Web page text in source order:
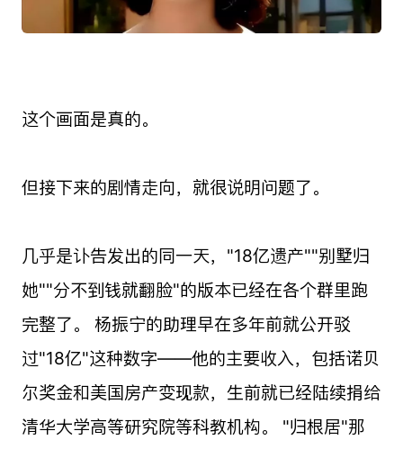
这个画面是真的。
但接下来的剧情走向，就很说明问题了。
几乎是讣告发出的同一天，"18亿遗产""别墅归
她""分不到钱就翻脸"的版本已经在各个群里跑
完整了。 杨振宁的助理早在多年前就公开驳
过"18亿"这种数字——他的主要收入，包括诺贝
尔奖金和美国房产变现款，生前就已经陆续捐给
清华大学高等研究院等科教机构。 "归根居"那